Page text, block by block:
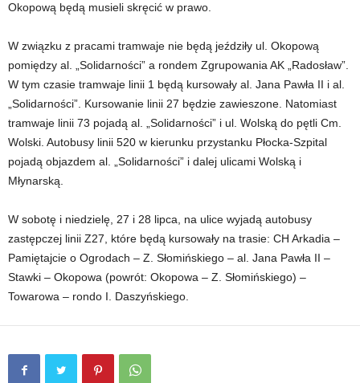
Okopową będą musieli skręcić w prawo.
W związku z pracami tramwaje nie będą jeździły ul. Okopową
pomiędzy al. „Solidarności” a rondem Zgrupowania AK „Radosław”.
W tym czasie tramwaje linii 1 będą kursowały al. Jana Pawła II i al.
„Solidarności”. Kursowanie linii 27 będzie zawieszone. Natomiast
tramwaje linii 73 pojadą al. „Solidarności” i ul. Wolską do pętli Cm.
Wolski. Autobusy linii 520 w kierunku przystanku Płocka-Szpital
pojadą objazdem al. „Solidarności” i dalej ulicami Wolską i
Młynarską.
W sobotę i niedzielę, 27 i 28 lipca, na ulice wyjadą autobusy
zastępczej linii Z27, które będą kursowały na trasie: CH Arkadia –
Pamiętajcie o Ogrodach – Z. Słomińskiego – al. Jana Pawła II –
Stawki – Okopowa (powrót: Okopowa – Z. Słomińskiego) –
Towarowa – rondo I. Daszyńskiego.